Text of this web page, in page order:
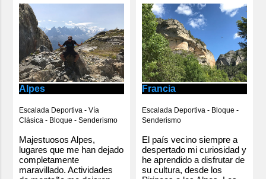
Alpes
Escalada Deportiva - Vía
Clásica - Bloque - Senderismo
Majestuosos Alpes,
lugares que me han dejado
completamente
maravillado. Actividades
Francia
Escalada Deportiva - Bloque -
Senderismo
El país vecino siempre a
despertado mi curiosidad y
he aprendido a disfrutar de
su cultura, desde los